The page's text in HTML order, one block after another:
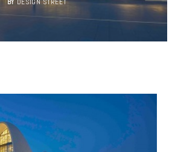
BY DESIGN STREET